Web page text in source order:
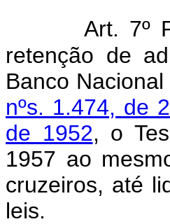
Art. 7º
retenção de
Banco
nºs. 1.474, de
de 1952, o
1957 ao
cruzeiros, até
leis.